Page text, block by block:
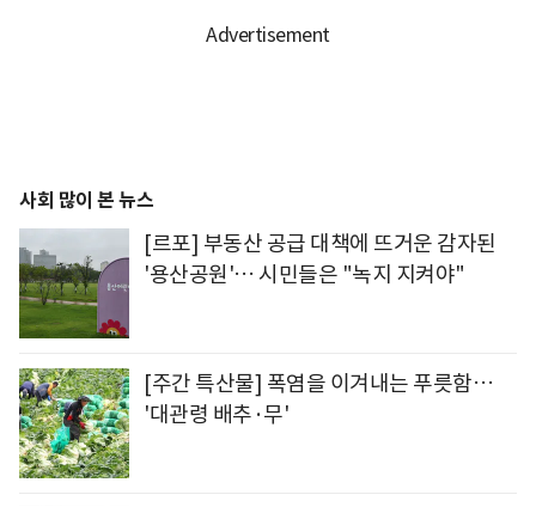
사회 많이 본 뉴스
[르포] 부동산 공급 대책에 뜨거운 감자된
'용산공원'… 시민들은 "녹지 지켜야"
[주간 특산물] 폭염을 이겨내는 푸릇함…
'대관령 배추·무'